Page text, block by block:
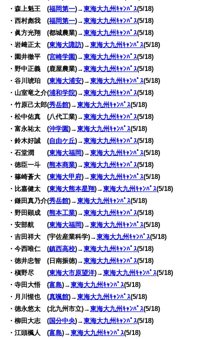
・森上魁王 (福岡第一)→東海大九州ｷｬﾝﾊﾟｽ(5/18)
・西村彪我 (福岡第一)→東海大九州ｷｬﾝﾊﾟｽ(5/18)
・眞方光翔 (都城農業)→東海大九州ｷｬﾝﾊﾟｽ(5/18)
・岩﨑正太 (東海大諏訪)→東海大九州ｷｬﾝﾊﾟｽ(5/18)
・園井徹平 (宮崎学園)→東海大九州ｷｬﾝﾊﾟｽ(5/18)
・野中正義 (鹿屋農業)→東海大九州ｷｬﾝﾊﾟｽ(5/18)
・谷川琥珀 (東海大浦安)→東海大九州ｷｬﾝﾊﾟｽ(5/18)
・山室竜之介(浦和学院)→東海大九州ｷｬﾝﾊﾟｽ(5/18)
・竹原己太郎(秀岳館)→東海大九州ｷｬﾝﾊﾟｽ(5/18)
・松中佑真 (八代工業)→東海大九州ｷｬﾝﾊﾟｽ(5/18)
・富永祐太 (沖学園)→東海大九州ｷｬﾝﾊﾟｽ(5/18)
・鈴木好誠 (自由ケ丘)→東海大九州ｷｬﾝﾊﾟｽ(5/18)
・石堂潤 (東海大福岡)→東海大九州ｷｬﾝﾊﾟｽ(5/18)
・徳臣一斗 (熊本商業)→東海大九州ｷｬﾝﾊﾟｽ(5/18)
・篠崎蒼大 (東海大甲府)→東海大九州ｷｬﾝﾊﾟｽ(5/18)
・比嘉健太 (東海大熊本星翔)→東海大九州ｷｬﾝﾊﾟｽ(5/18)
・鎌田真乃介(秀岳館)→東海大九州ｷｬﾝﾊﾟｽ(5/18)
・野田顕成 (熊本工業)→東海大九州ｷｬﾝﾊﾟｽ(5/18)
・安部航 (東海大福岡)→東海大九州ｷｬﾝﾊﾟｽ(5/18)
・吉田祥大 (宇佐産業科学)→東海大九州ｷｬﾝﾊﾟｽ(5/18)
・今西唯仁 (鎮西高校)→東海大九州ｷｬﾝﾊﾟｽ(5/18)
・徳井忠智 (日南振徳)→東海大九州ｷｬﾝﾊﾟｽ(5/18)
・槇野尽 (東海大市原望洋)→東海大九州ｷｬﾝﾊﾟｽ(5/18)
・寺田大悟 (富島)→東海大九州ｷｬﾝﾊﾟｽ(5/18)
・月川惺也 (真颯館)→東海大九州ｷｬﾝﾊﾟｽ(5/18)
・徳永悠太 (北九州市立)→東海大九州ｷｬﾝﾊﾟｽ(5/18)
・柳田大志 (国分中央)→東海大九州ｷｬﾝﾊﾟｽ(5/18)
・江頭楓人 (富島)→東海大九州ｷｬﾝﾊﾟｽ(5/18)